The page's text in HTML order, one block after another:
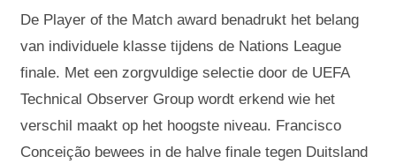
De Player of the Match award benadrukt het belang
van individuele klasse tijdens de Nations League
finale. Met een zorgvuldige selectie door de UEFA
Technical Observer Group wordt erkend wie het
verschil maakt op het hoogste niveau. Francisco
Conceição bewees in de halve finale tegen Duitsland